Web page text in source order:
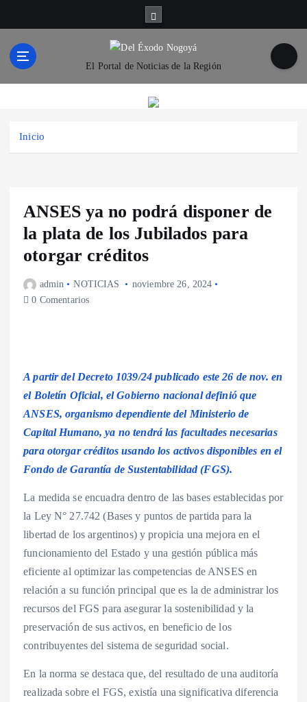
r
El Portal de Noticias de la Región
Inicio
ANSES ya no podrá disponer de
la plata de los Jubilados para
otorgar créditos
admin NOTICIAS
noviembre 26, 2024
0 Comentarios
A partir del Decreto 1039/24 publicado este 26 de nov. en
el Boletín Oficial, el Gobierno nacional definió que
ANSES, organismo dependiente del Ministerio de
Capital Humano, ya no tendrá las facultades necesarias
para otorgar créditos usando los activos disponibles en el
Fondo de Garantía de Sustentabilidad (FGS).
La medida se encuadra dentro de las bases establecidas por
la Ley N° 27.742 (Bases y puntos de partida para la
libertad de los argentinos) y propicia una mejora en el
funcionamiento del Estado y una gestión pública más
eficiente al optimizar las competencias de ANSES en
relación a su función principal que es la de administrar los
recursos del FGS para asegurar la sostenibilidad y la
preservación de sus activos, en beneficio de los
contribuyentes del sistema de seguridad social.
En la norma se destaca que, del resultado de una auditoría
realizada sobre el FGS, existía una significativa diferencia